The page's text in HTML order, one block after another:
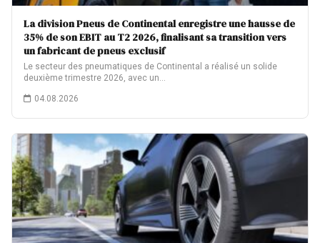
La division Pneus de Continental enregistre une hausse de
35% de son EBIT au T2 2026, finalisant sa transition vers
un fabricant de pneus exclusif
Le secteur des pneumatiques de Continental a réalisé un solide
deuxième trimestre 2026, avec un…
04.08.2026